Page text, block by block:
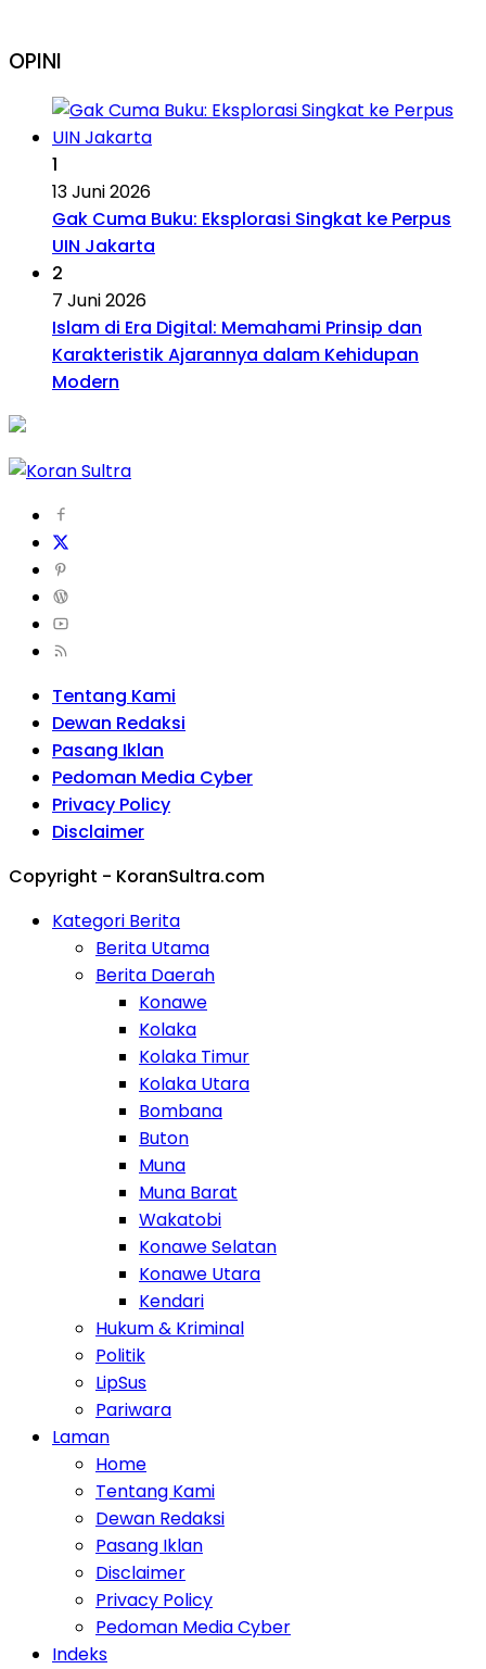
OPINI
1
13 Juni 2026
Gak Cuma Buku: Eksplorasi Singkat ke Perpus
UIN Jakarta
2
7 Juni 2026
Islam di Era Digital: Memahami Prinsip dan
Karakteristik Ajarannya dalam Kehidupan
Modern
Tentang Kami
Dewan Redaksi
Pasang Iklan
Pedoman Media Cyber
Privacy Policy
Disclaimer
Copyright - KoranSultra.com
Kategori Berita
Berita Utama
Berita Daerah
Konawe
Kolaka
Kolaka Timur
Kolaka Utara
Bombana
Buton
Muna
Muna Barat
Wakatobi
Konawe Selatan
Konawe Utara
Kendari
Hukum & Kriminal
Politik
LipSus
Pariwara
Laman
Home
Tentang Kami
Dewan Redaksi
Pasang Iklan
Disclaimer
Privacy Policy
Pedoman Media Cyber
Indeks